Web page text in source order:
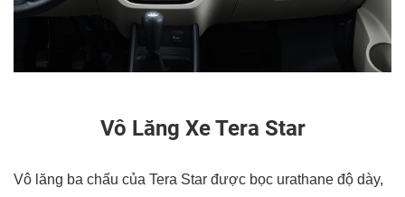
Vô Lăng Xe Tera Star
Vô lăng ba chấu của Tera Star được bọc urathane độ dày,